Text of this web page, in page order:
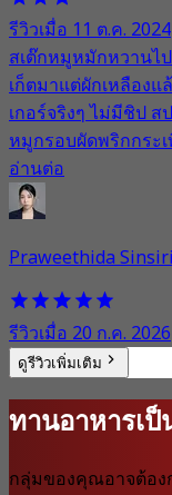
รีวิวเมื่อ 11 ต.ค. 2024
สเต๊กหมูหมักหวานไ
เก็ตมาแต่ผักเหลืองแ
เกอร์จริงๆ ไม่มีชิป
หมูกรอบผัดพริกกระ
อ่านต่อ
Praweethida
รีวิวเมื่อ 20 ก.ค. 2026
ดูรีวิวเพิ่มเติม
ทานอาหารเ
กลุ่มของคุณอาจต้อง